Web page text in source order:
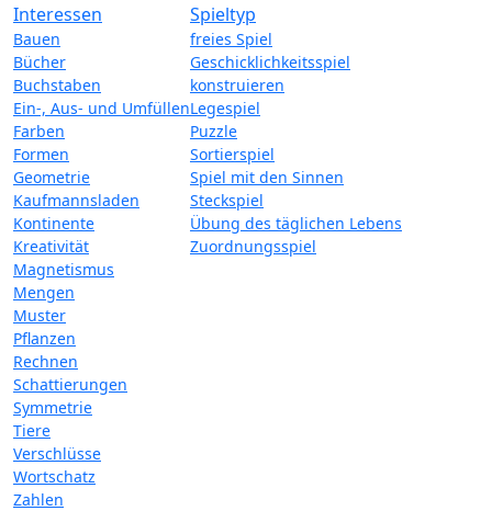
Interessen
Bauen
Bücher
Buchstaben
Ein-, Aus- und Umfüllen
Farben
Formen
Geometrie
Kaufmannsladen
Kontinente
Kreativität
Magnetismus
Mengen
Muster
Pflanzen
Rechnen
Schattierungen
Symmetrie
Tiere
Verschlüsse
Wortschatz
Zahlen
Spieltyp
freies Spiel
Geschicklichkeitsspiel
konstruieren
Legespiel
Puzzle
Sortierspiel
Spiel mit den Sinnen
Steckspiel
Übung des täglichen Lebens
Zuordnungsspiel